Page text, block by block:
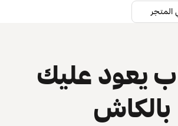
المتجر
يعود عليك
بالكاش